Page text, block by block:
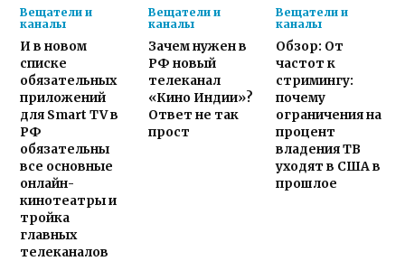
Вещатели и
каналы
И в новом
списке
обязательных
приложений
для Smart TV в
РФ
обязательны
все основные
онлайн-
кинотеатры и
тройка
главных
телеканалов
Вещатели и
каналы
Зачем нужен в
РФ новый
телеканал
«Кино Индии»?
Ответ не так
прост
Вещатели и
каналы
Обзор: От
частот к
стримингу:
почему
ограничения на
процент
владения ТВ
уходят в США в
прошлое